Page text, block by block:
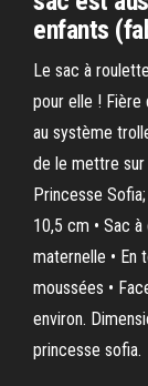
enfants
Le sac à
pour elle !
au système
de le mettre sur
Princesse
10,5 cm • Sac
maternelle •
moussées •
environ.
princesse sofia.